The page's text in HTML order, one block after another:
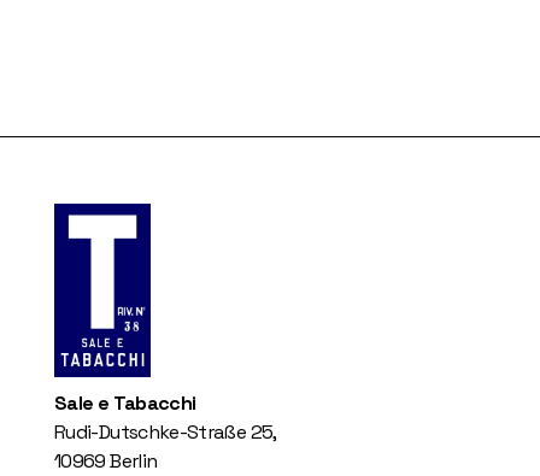
Sale e Tabacchi
Rudi-Dutschke-Straße 25,
10969 Berlin